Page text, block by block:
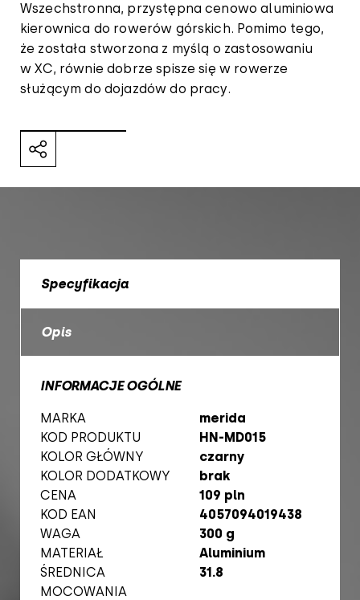
Wszechstronna, przystępna cenowo aluminiowa
kierownica do rowerów górskich. Pomimo tego,
że została stworzona z myślą o zastosowaniu
w XC, równie dobrze spisze się w rowerze
służącym do dojazdów do pracy.
Specyfikacja
Opis
INFORMACJE OGÓLNE
MARKA
merida
KOD PRODUKTU
HN-MD015
KOLOR GŁÓWNY
czarny
KOLOR DODATKOWY
brak
CENA
109 pln
KOD EAN
4057094019438
WAGA
300 g
MATERIAŁ
Aluminium
ŚREDNICA
MOCOWANIA
31.8